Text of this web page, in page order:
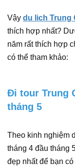
Vậy du lich Trung
thích hợp nhất?
năm rất thích hợp
có thể tham khảo:
Đi tour Trung
tháng 5
Theo kinh nghiệm
tháng 4 đầu tháng
đẹp nhất để bạn